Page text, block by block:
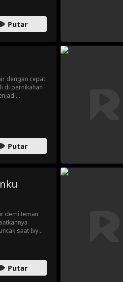
Putar
dengan cepat.
di pernikahan
Putar
demi teman
saat Ivy
Putar